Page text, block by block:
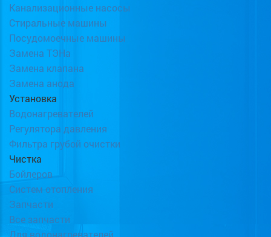
Канализационные насосы
Стиральные машины
Посудомоечные машины
Замена ТЭНа
Замена клапана
Замена анода
Установка
Водонагревателей
Регулятора давления
Фильтра грубой очистки
Чистка
Бойлеров
Систем отопления
Запчасти
Все запчасти
Для водонагревателей